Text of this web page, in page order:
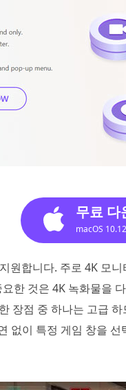
무료 다
macOS
합니다. 주로 4K 모
한 것은 4K 녹화물을
장점 중 하나는 고급
없이 특정 게임 창을